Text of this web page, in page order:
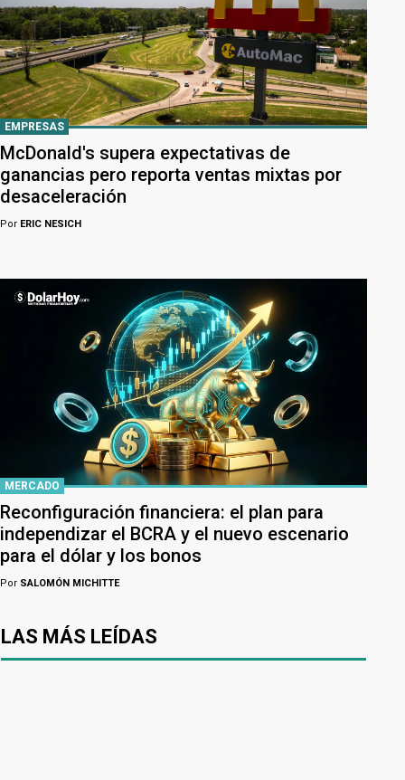
EMPRESAS
McDonald's supera expectativas de
ganancias pero reporta ventas mixtas por
desaceleración
Por ERIC NESICH
MERCADO
Reconfiguración financiera: el plan para
independizar el BCRA y el nuevo escenario
para el dólar y los bonos
Por SALOMÓN MICHITTE
LAS MÁS LEÍDAS